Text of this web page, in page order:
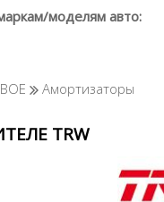
моделям авто:
Амортизаторы
TRW